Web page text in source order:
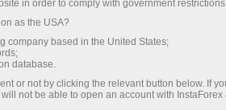
энг яхши
бири,
ва
савдо қилиш
in order to comply with government
as the USA?
company based in the United States;
database.
or not by clicking the relevant button below. If
not be able to open an account with InstaForex